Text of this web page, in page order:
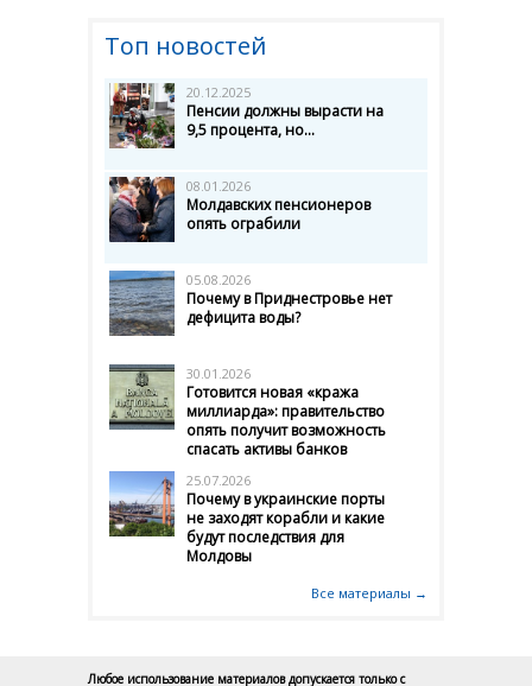
Топ новостей
20.12.2025
Пенсии должны вырасти на
9,5 процента, но...
08.01.2026
Молдавских пенсионеров
опять ограбили
05.08.2026
Почему в Приднестровье нет
дефицита воды?
30.01.2026
Готовится новая «кража
миллиарда»: правительство
опять получит возможность
спасать активы банков
25.07.2026
Почему в украинские порты
не заходят корабли и какие
будут последствия для
Молдовы
Все материалы →
Любое использование материалов допускается только с